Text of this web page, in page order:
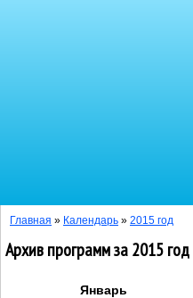
Главная » Календарь » 2015 год
Архив программ за 2015 год
Январь